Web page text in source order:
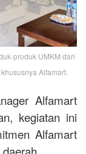
produk UMKM dari
Alfamart.
Alfamart
kegiatan ini
Alfamart